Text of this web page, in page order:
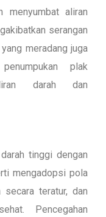
menyumbat aliran
serangan
meradang juga
plak
darah dan
tinggi dengan
mengadopsi pola
secara teratur, dan
Pencegahan